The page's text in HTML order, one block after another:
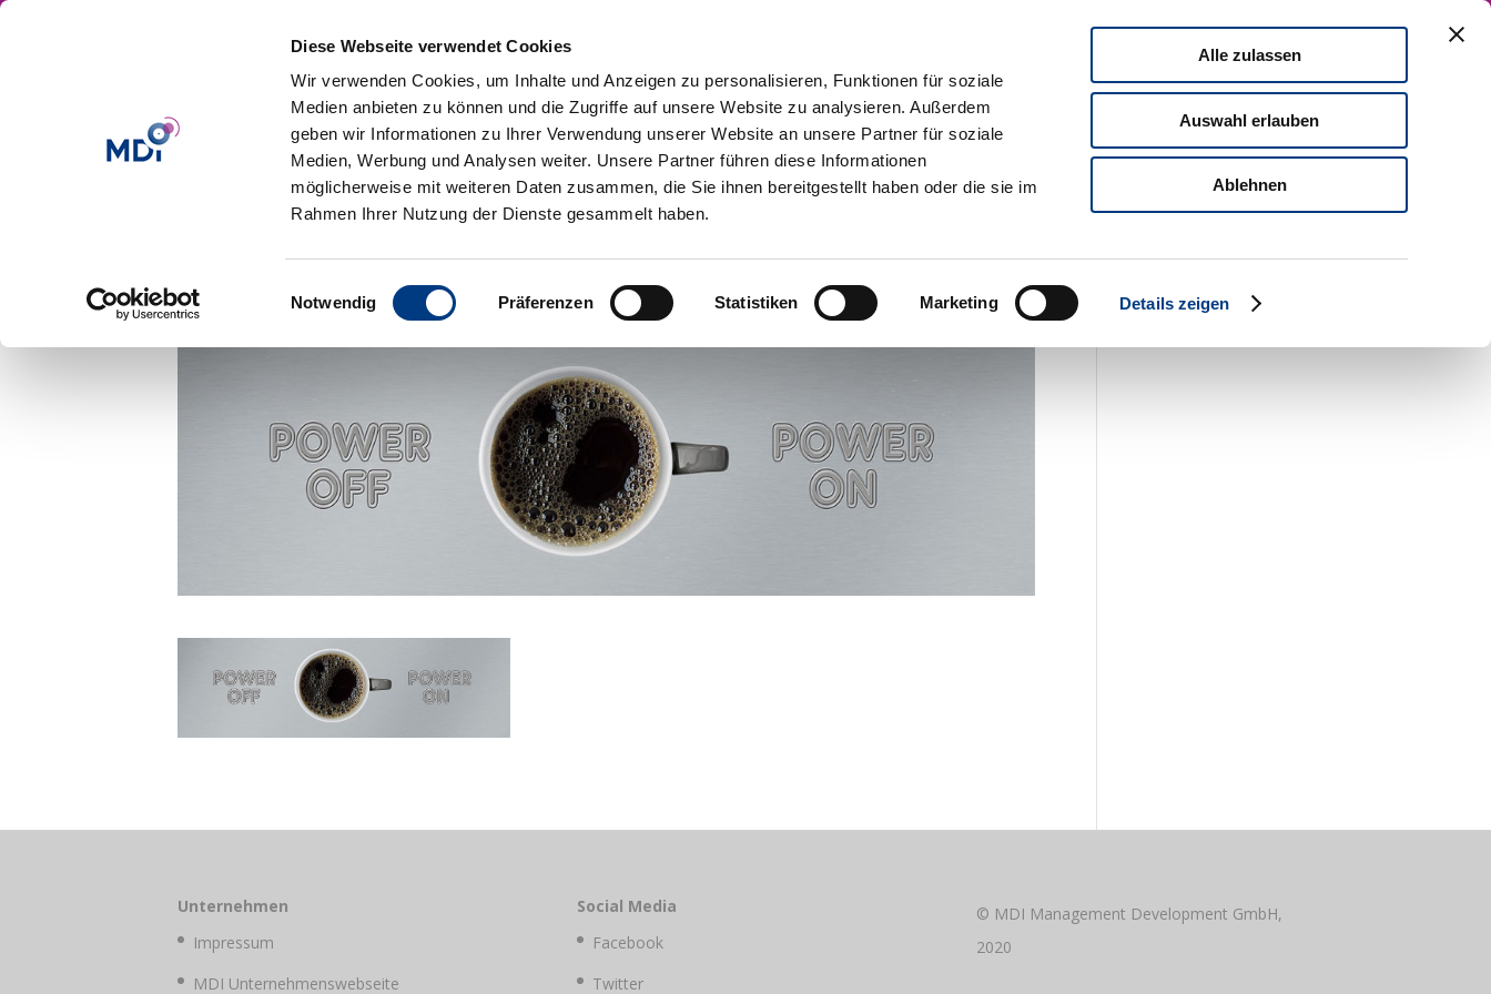
Diese Webseite verwendet Cookies
Wir verwenden Cookies, um Inhalte und Anzeigen zu personalisieren, Funktionen für soziale
Medien anbieten zu können und die Zugriffe auf unsere Website zu analysieren. Außerdem
geben wir Informationen zu Ihrer Verwendung unserer Website an unsere Partner für soziale
Medien, Werbung und Analysen weiter. Unsere Partner führen diese Informationen
möglicherweise mit weiteren Daten zusammen, die Sie ihnen bereitgestellt haben oder die sie im
Rahmen Ihrer Nutzung der Dienste gesammelt haben.
Einwilligungsauswahl
Notwendig Präferenzen Statistiken Marketing Details zeigen
Alle zulassen
Auswahl erlauben
Ablehnen
Agile Führung Laterale Führung Leadership Impact Führungskräfteentwicklung
Wie-Sie-tatsächlich-messbare-Trainingsresultate-
erzielen
von Judith Winder|Feb 15, 2017
Unternehmen
Impressum
MDI Unternehmenswebseite
Social Media
Facebook
Twitter
© MDI Management Development GmbH,
2020